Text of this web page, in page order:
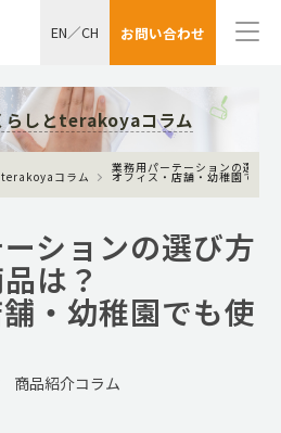
お問い合わせ
EN／CH
らしとterakoyaコラム
terakoyaコラム
業務用パーテーションの選び
オフィス・店舗・幼稚園でも
ションの選び方
は？
・幼稚園でも使
商品紹介コラム